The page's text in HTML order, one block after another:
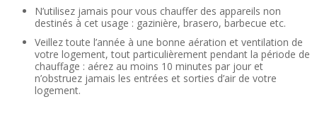
N’utilisez jamais pour vous chauffer des appareils non
destinés à cet usage : gazinière, brasero, barbecue etc.
Veillez toute l’année à une bonne aération et ventilation de
votre logement, tout particulièrement pendant la période de
chauffage : aérez au moins 10 minutes par jour et
n’obstruez jamais les entrées et sorties d’air de votre
logement.